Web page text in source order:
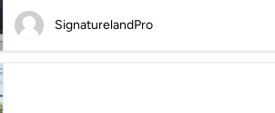
SignaturelandPro